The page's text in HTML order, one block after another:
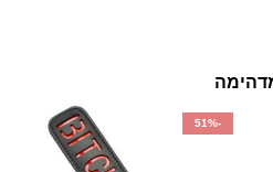
-51%